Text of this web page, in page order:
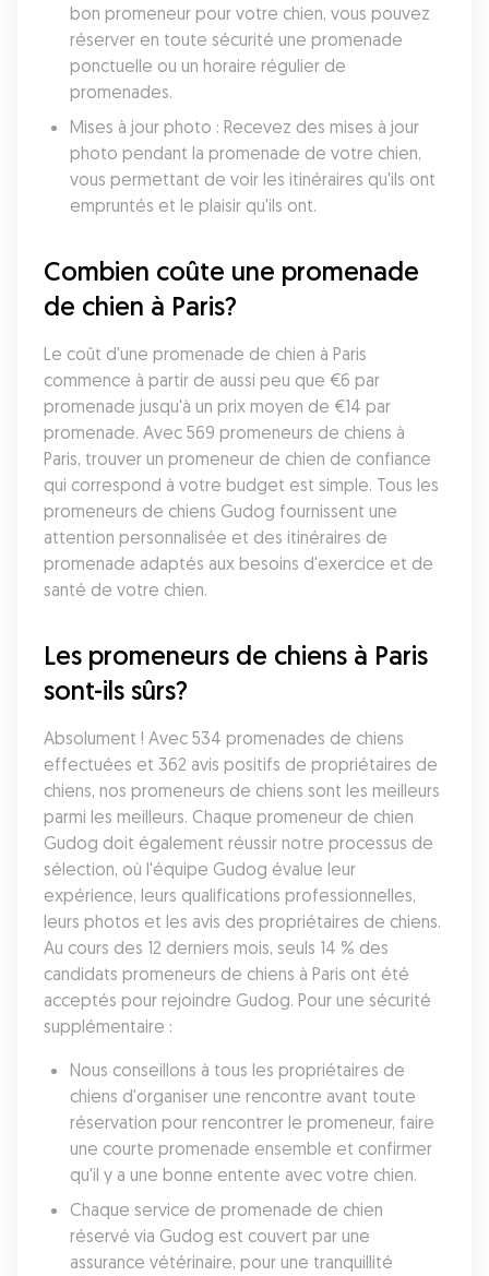
bon promeneur pour votre chien, vous pouvez
réserver en toute sécurité une promenade
ponctuelle ou un horaire régulier de
promenades.
Mises à jour photo : Recevez des mises à jour
photo pendant la promenade de votre chien,
vous permettant de voir les itinéraires qu'ils ont
empruntés et le plaisir qu'ils ont.
Combien coûte une promenade
de chien à Paris?
Le coût d'une promenade de chien à Paris
commence à partir de aussi peu que €6 par
promenade jusqu'à un prix moyen de €14 par
promenade. Avec 569 promeneurs de chiens à
Paris, trouver un promeneur de chien de confiance
qui correspond à votre budget est simple. Tous les
promeneurs de chiens Gudog fournissent une
attention personnalisée et des itinéraires de
promenade adaptés aux besoins d'exercice et de
santé de votre chien.
Les promeneurs de chiens à Paris
sont-ils sûrs?
Absolument ! Avec 534 promenades de chiens
effectuées et 362 avis positifs de propriétaires de
chiens, nos promeneurs de chiens sont les meilleurs
parmi les meilleurs. Chaque promeneur de chien
Gudog doit également réussir notre processus de
sélection, où l'équipe Gudog évalue leur
expérience, leurs qualifications professionnelles,
leurs photos et les avis des propriétaires de chiens.
Au cours des 12 derniers mois, seuls 14 % des
candidats promeneurs de chiens à Paris ont été
acceptés pour rejoindre Gudog. Pour une sécurité
supplémentaire :
Nous conseillons à tous les propriétaires de
chiens d'organiser une rencontre avant toute
réservation pour rencontrer le promeneur, faire
une courte promenade ensemble et confirmer
qu'il y a une bonne entente avec votre chien.
Chaque service de promenade de chien
réservé via Gudog est couvert par une
assurance vétérinaire, pour une tranquillité